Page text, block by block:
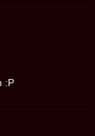
:P